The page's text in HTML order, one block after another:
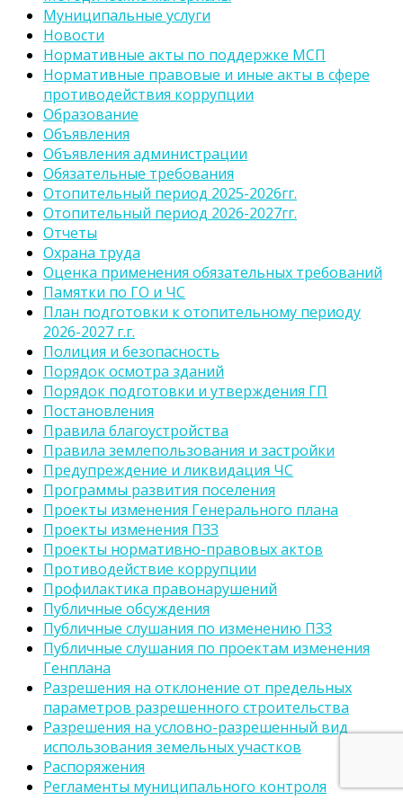
Муниципальные услуги
Новости
Нормативные акты по поддержке МСП
Нормативные правовые и иные акты в сфере
противодействия коррупции
Образование
Объявления
Объявления администрации
Обязательные требования
Отопительный период 2025-2026гг.
Отопительный период 2026-2027гг.
Отчеты
Охрана труда
Оценка применения обязательных требований
Памятки по ГО и ЧС
План подготовки к отопительному периоду
2026-2027 г.г.
Полиция и безопасность
Порядок осмотра зданий
Порядок подготовки и утверждения ГП
Постановления
Правила благоустройства
Правила землепользования и застройки
Предупреждение и ликвидация ЧС
Программы развития поселения
Проекты изменения Генерального плана
Проекты изменения ПЗЗ
Проекты нормативно-правовых актов
Противодействие коррупции
Профилактика правонарушений
Публичные обсуждения
Публичные слушания по изменению ПЗЗ
Публичные слушания по проектам изменения
Генплана
Разрешения на отклонение от предельных
параметров разрешенного строительства
Разрешения на условно-разрешенный вид
использования земельных участков
Распоряжения
Регламенты муниципального контроля